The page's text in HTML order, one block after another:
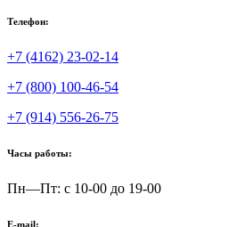
Телефон:
+7 (4162) 23-02-14
+7 (800) 100-46-54
+7 (914) 556-26-75
Часы работы:
Пн—Пт: с 10-00 до 19-00
E-mail: